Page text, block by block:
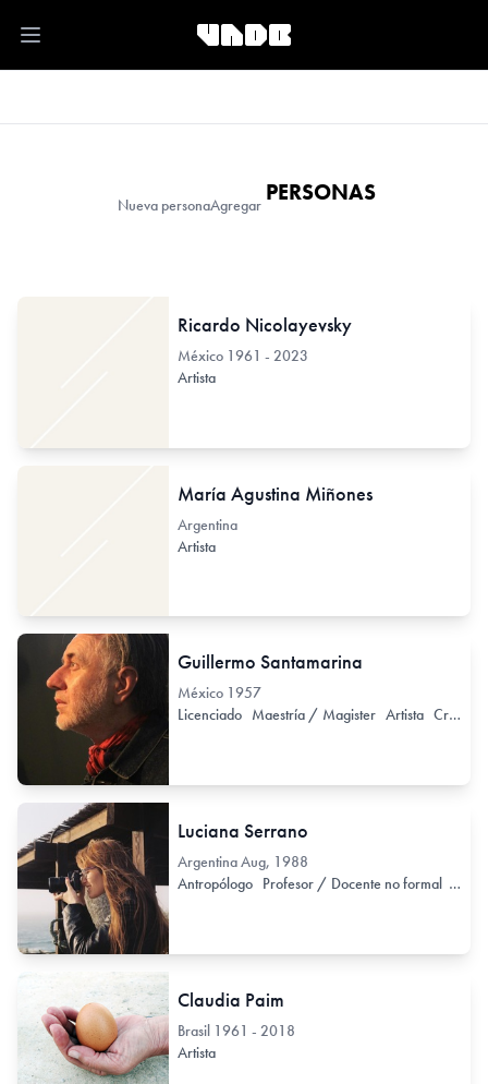
Open main menu
Nueva personaAgregar PERSONAS
Ricardo Nicolayevsky
México 1961 - 2023
Artista
María Agustina Miñones
Argentina
Artista
Guillermo Santamarina
México 1957
Licenciado Maestría / Magister Artista Crítico
Luciana Serrano
ArgentinaAug, 1988
Antropólogo Profesor / Docente no formal
Claudia Paim
Brasil 1961 - 2018
Artista